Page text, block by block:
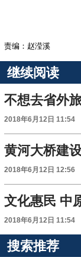
责编：赵滢溪
继续阅读
2018年6月12日 11:54
黄河大桥建
2018年6月12日 12:56
文化惠民 中
2018年6月12日 11:54
搜索推荐